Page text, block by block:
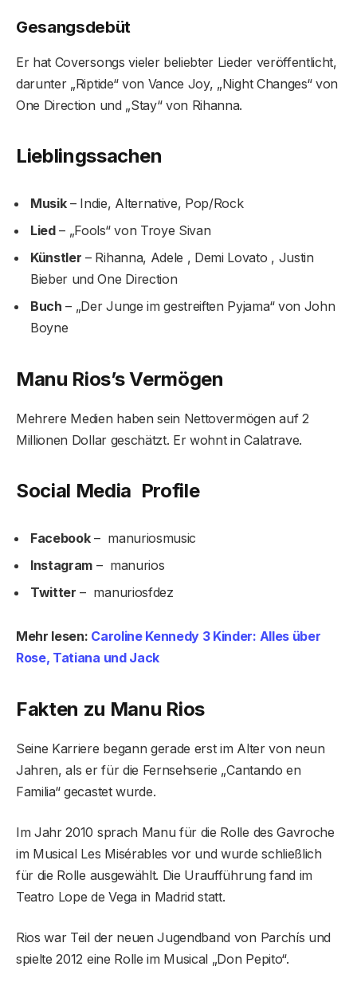
Gesangsdebüt
Er hat Coversongs vieler beliebter Lieder veröffentlicht,
darunter „Riptide“ von Vance Joy, „Night Changes“ von
One Direction und „Stay“ von Rihanna.
Lieblingssachen
Musik– Indie, Alternative, Pop/Rock
Lied– „Fools“ von Troye Sivan
Künstler – Rihanna, Adele , Demi Lovato , Justin
Bieber und One Direction
Buch – „Der Junge im gestreiften Pyjama“ von John
Boyne
Manu Rios’s Vermögen
Mehrere Medien haben sein Nettovermögen auf 2
Millionen Dollar geschätzt. Er wohnt in Calatrave.
Social Media Profile
Facebook– manuriosmusic
Instagram – manurios
Twitter – manuriosfdez
Mehr lesen: Caroline Kennedy 3 Kinder: Alles über
Rose, Tatiana und Jack
Fakten zu Manu Rios
Seine Karriere begann gerade erst im Alter von neun
Jahren, als er für die Fernsehserie „Cantando en
Familia“ gecastet wurde.
Im Jahr 2010 sprach Manu für die Rolle des Gavroche
im Musical Les Misérables vor und wurde schließlich
für die Rolle ausgewählt. Die Uraufführung fand im
Teatro Lope de Vega in Madrid statt.
Rios war Teil der neuen Jugendband von Parchís und
spielte 2012 eine Rolle im Musical „Don Pepito“.